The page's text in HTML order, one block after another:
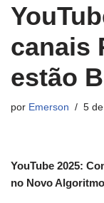
canais
estão
por Emerson 5
YouTube 2025:
no Novo Algoritmo